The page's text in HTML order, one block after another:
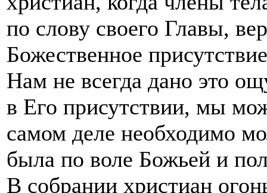
по слову своего Главы,
Божественное
Нам не всегда дано это
в Его присутствии, мы
самом деле необходимо
была по воле Божьей и
В собрании христиан